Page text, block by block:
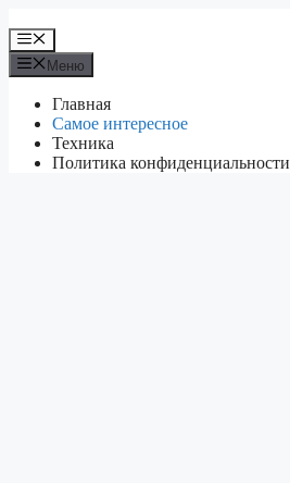
к
содержимому
Меню
Меню
Главная
Самое интересное
Техника
Политика конфиденциальности